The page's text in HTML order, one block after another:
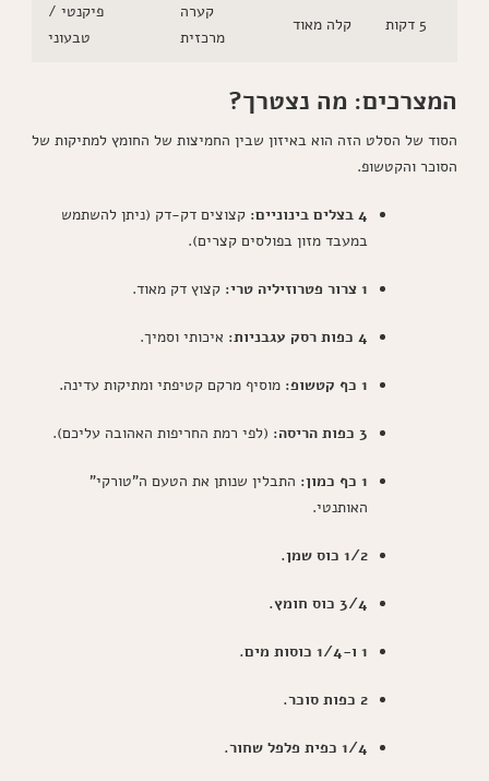
5 דקות קלה מאוד
קערה
מרכזית
פיקנטי /
טבעוני
המצרכים: מה נצטרך?
הסוד של הסלט הזה הוא באיזון שבין החמיצות של החומץ למתיקות של
הסוכר והקטשופ.
4 בצלים בינוניים:
קצוצים דק-דק (ניתן להשתמש
במעבד מזון בפולסים קצרים).
1 צרור פטרוזיליה טרי: קצוץ דק מאוד.
4 כפות רסק עגבניות: איכותי וסמיך.
1 כף קטשופ: מוסיף מרקם קטיפתי ומתיקות עדינה.
3 כפות הריסה: (לפי רמת החריפות האהובה עליכם).
1 כף כמון:
התבלין שנותן את הטעם ה"טורקי"
האותנטי.
1/2 כוס שמן.
3/4 כוס חומץ.
1 ו-1/4 כוסות מים.
2 כפות סוכר.
1/4 כפית פלפל שחור.